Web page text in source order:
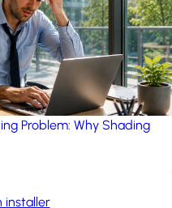
Problem: Why Shading
installer